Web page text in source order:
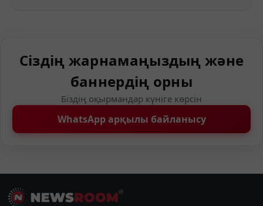
Сіздің жарнамаңыздың және
баннердің орны
Біздің оқырмандар күніге көрсін
WhatsApp арқылы байланысу